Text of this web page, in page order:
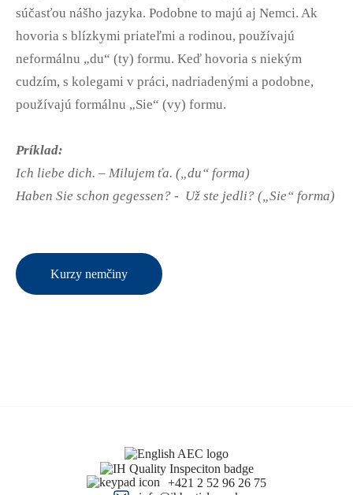
súčasťou nášho jazyka. Podobne to majú aj Nemci. Ak
hovoria s blízkymi priateľmi a rodinou, používajú
neformálnu „du“ (ty) formu. Keď hovoria s niekým
cudzím, s kolegami v práci, nadriadenými a podobne,
používajú formálnu „Sie“ (vy) formu.
Príklad:
Ich liebe dich. – Milujem ťa. („du“ forma)
Haben Sie schon gegessen? - Už ste jedli? („Sie“ forma)
Kurzy nemčiny
+421 2 52 96 26 75